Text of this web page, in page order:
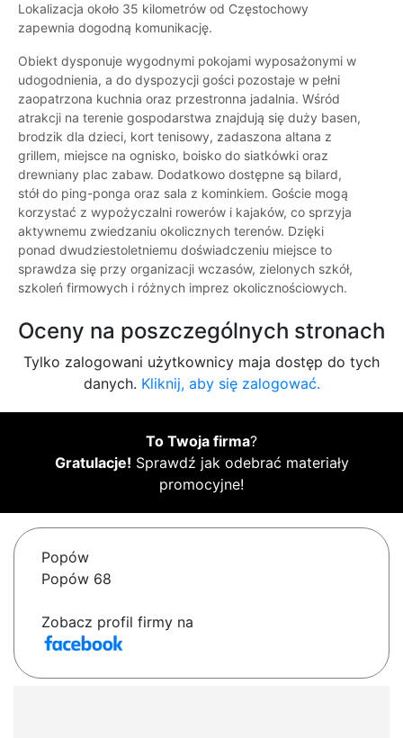
Lokalizacja około 35 kilometrów od Częstochowy
zapewnia dogodną komunikację.
Obiekt dysponuje wygodnymi pokojami wyposażonymi w
udogodnienia, a do dyspozycji gości pozostaje w pełni
zaopatrzona kuchnia oraz przestronna jadalnia. Wśród
atrakcji na terenie gospodarstwa znajdują się duży basen,
brodzik dla dzieci, kort tenisowy, zadaszona altana z
grillem, miejsce na ognisko, boisko do siatkówki oraz
drewniany plac zabaw. Dodatkowo dostępne są bilard,
stół do ping-ponga oraz sala z kominkiem. Goście mogą
korzystać z wypożyczalni rowerów i kajaków, co sprzyja
aktywnemu zwiedzaniu okolicznych terenów. Dzięki
ponad dwudziestoletniemu doświadczeniu miejsce to
sprawdza się przy organizacji wczasów, zielonych szkół,
szkoleń firmowych i różnych imprez okolicznościowych.
Oceny na poszczególnych stronach
Tylko zalogowani użytkownicy maja dostęp do tych
danych. Kliknij, aby się zalogować.
To Twoja firma?
Gratulacje! Sprawdź jak odebrać materiały
promocyjne!
Popów
Popów 68
Zobacz profil firmy na